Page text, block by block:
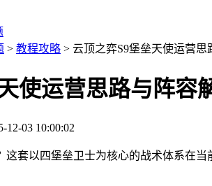
> 教程攻略 > 云顶之弈S9堡垒天使运营思
使运营思路与阵容
12-03 10:00:02
这套以四堡垒卫士为核心的战术体系在